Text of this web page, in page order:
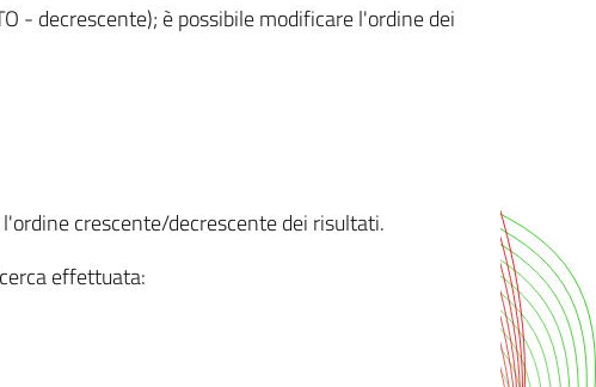
- decrescente); è possibile modificare l'ordine dei
crescente/decrescente dei risultati.
effettuata: